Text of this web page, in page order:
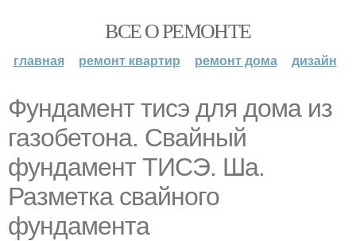
ВСЕ О РЕМОНТЕ
главная ремонт квартир ремонт дома дизайн
Фундамент тисэ для дома из
газобетона. Свайный
фундамент ТИСЭ. Ша.
Разметка свайного
фундамента